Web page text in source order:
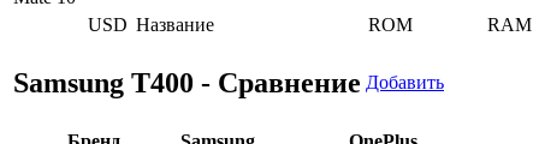
USD Название ROM RAM
Samsung T400 - Сравнение Добавить